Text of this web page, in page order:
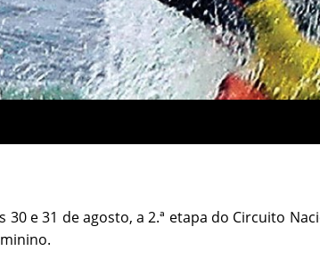
30 e 31 de agosto, a 2.ª etapa do Circuito